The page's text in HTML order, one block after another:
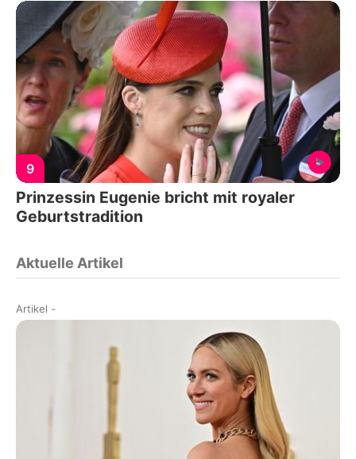
9
Prinzessin Eugenie bricht mit royaler
Geburtstradition
Aktuelle Artikel
Artikel -